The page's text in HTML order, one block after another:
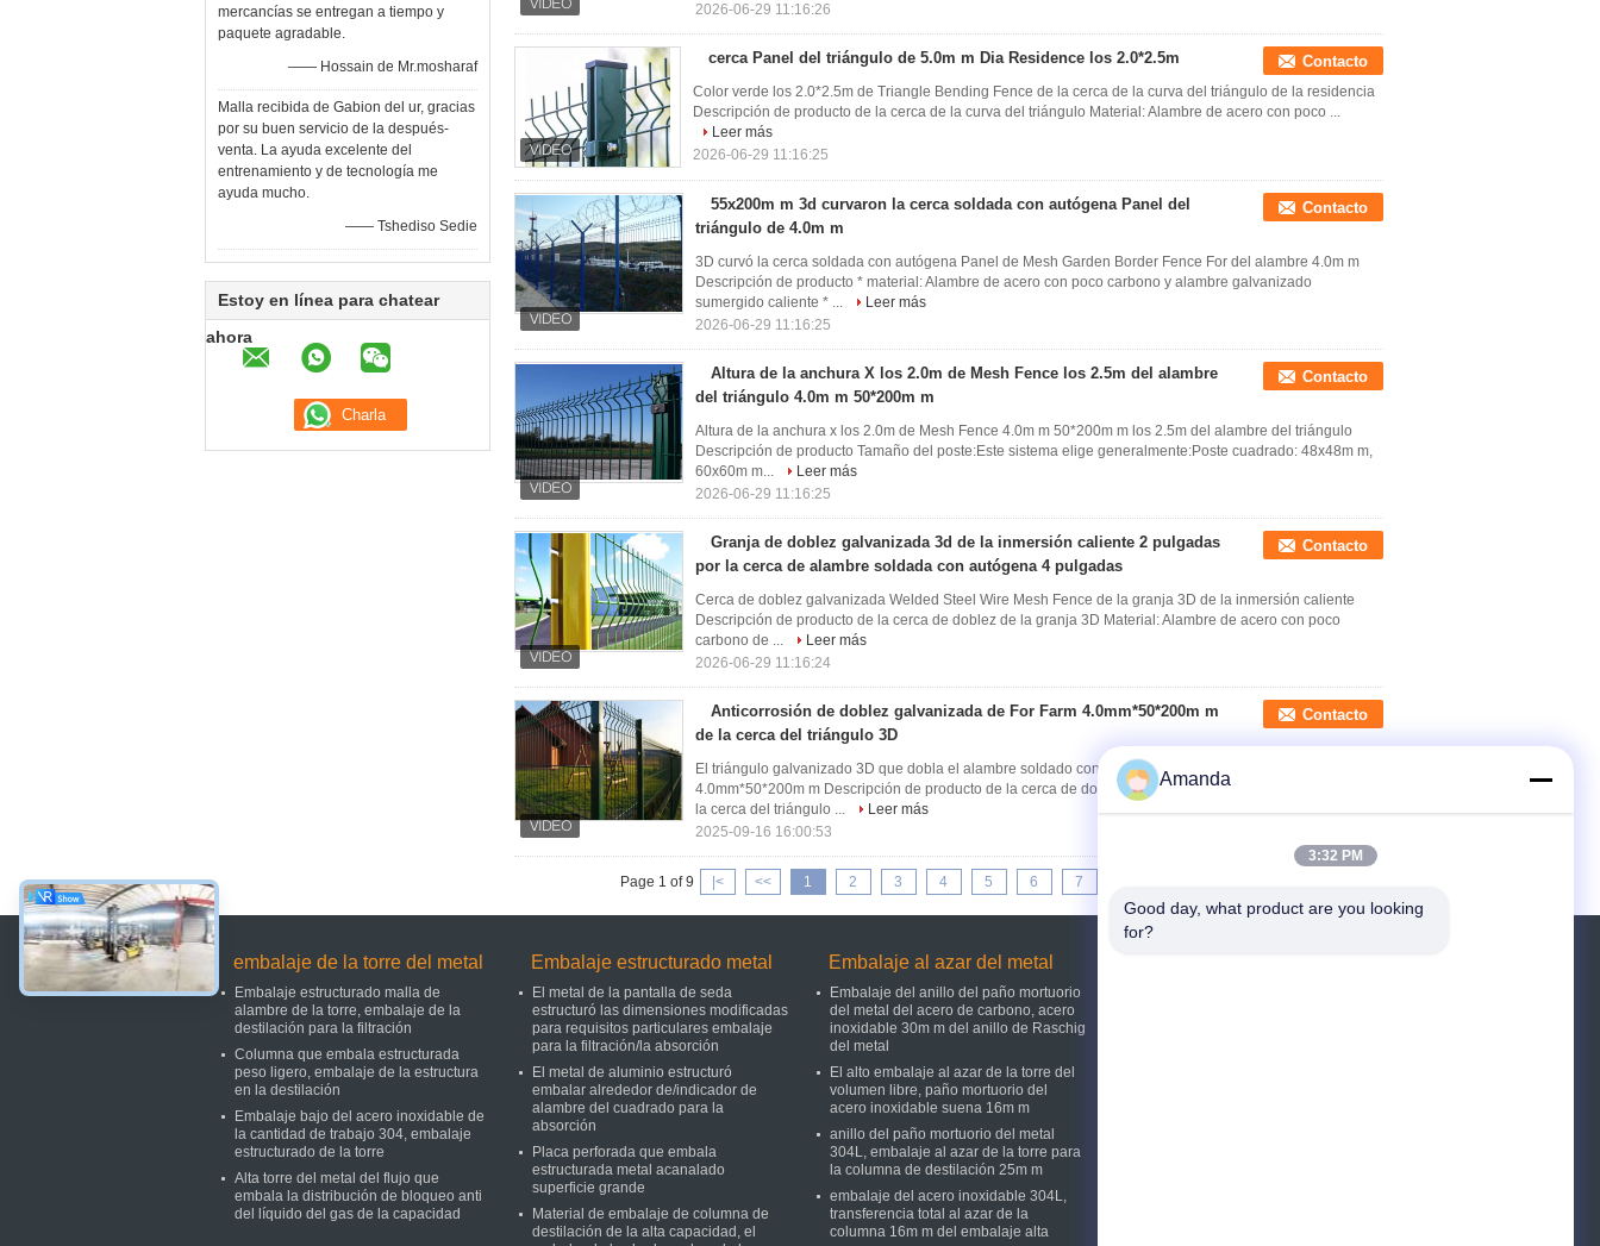
mercancías se entregan a tiempo y
paquete agradable.
—— Hossain de Mr.mosharaf
Malla recibida de Gabion del ur, gracias
por su buen servicio de la después-
venta. La ayuda excelente del
entrenamiento y de tecnología me
ayuda mucho.
—— Tshediso Sedie
Estoy en línea para chatear
ahora
2026-06-29 11:16:26
cerca Panel del triángulo de 5.0m m Dia Residence los 2.0*2.5m Contacto
Color verde los 2.0*2.5m de Triangle Bending Fence de la cerca de la curva del triángulo de la residencia
Descripción de producto de la cerca de la curva del triángulo Material: Alambre de acero con poco ...
Leer más
2026-06-29 11:16:25
55x200m m 3d curvaron la cerca soldada con autógena Panel del
triángulo de 4.0m m
Contacto
3D curvó la cerca soldada con autógena Panel de Mesh Garden Border Fence For del alambre 4.0m m
Descripción de producto * material: Alambre de acero con poco carbono y alambre galvanizado
sumergido caliente * ...
Leer más
2026-06-29 11:16:25
Altura de la anchura X los 2.0m de Mesh Fence los 2.5m del alambre
del triángulo 4.0m m 50*200m m
Contacto
Altura de la anchura x los 2.0m de Mesh Fence 4.0m m 50*200m m los 2.5m del alambre del triángulo
Descripción de producto Tamaño del poste:Este sistema elige generalmente:Poste cuadrado: 48x48m m,
60x60m m...
Leer más
2026-06-29 11:16:25
Granja de doblez galvanizada 3d de la inmersión caliente 2 pulgadas
por la cerca de alambre soldada con autógena 4 pulgadas
Contacto
Cerca de doblez galvanizada Welded Steel Wire Mesh Fence de la granja 3D de la inmersión caliente
Descripción de producto de la cerca de doblez de la granja 3D Material: Alambre de acero con poco
carbono de ...
Leer más
2026-06-29 11:16:24
Anticorrosión de doblez galvanizada de For Farm 4.0mm*50*200m m
de la cerca del triángulo 3D
Contacto
El triángulo galvanizado 3D que dobla el alambre soldado con autógena cerca a For Farm
4.0mm*50*200m m Descripción de producto de la cerca de doblez de la granja 3D La malla de doblez de
la cerca del triángulo ...
Leer más
2025-09-16 16:00:53
Page 1 of 9 |< << 1 2 3 4 5 6 7
embalaje de la torre del metal
Embalaje estructurado malla de
alambre de la torre, embalaje de la
destilación para la filtración
Columna que embala estructurada
peso ligero, embalaje de la estructura
en la destilación
Embalaje bajo del acero inoxidable de
la cantidad de trabajo 304, embalaje
estructurado de la torre
Alta torre del metal del flujo que
embala la distribución de bloqueo anti
del líquido del gas de la capacidad
Embalaje estructurado metal
El metal de la pantalla de seda
estructuró las dimensiones modificadas
para requisitos particulares embalaje
para la filtración/la absorción
El metal de aluminio estructuró
embalar alrededor de/indicador de
alambre del cuadrado para la
absorción
Placa perforada que embala
estructurada metal acanalado
superficie grande
Material de embalaje de columna de
destilación de la alta capacidad, el
Embalaje al azar del metal
Embalaje del anillo del paño mortuorio
del metal del acero de carbono, acero
inoxidable 30m m del anillo de Raschig
del metal
El alto embalaje al azar de la torre del
volumen libre, paño mortuorio del
acero inoxidable suena 16m m
anillo del paño mortuorio del metal
304L, embalaje al azar de la torre para
la columna de destilación 25m m
embalaje del acero inoxidable 304L,
transferencia total al azar de la
columna 16m m del embalaje alta
Amanda
3:32 PM
Good day, what product are you looking
for?